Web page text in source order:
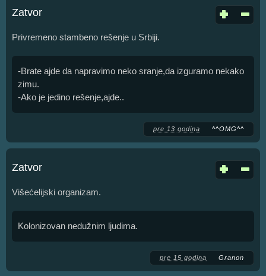
Zatvor
Privremeno stambeno rešenje u Srbiji.
-Brate ajde da napravimo neko sranje,da izguramo nekako
zimu.
-Ako je jedino rešenje,ajde..
pre 13 godina ^^OMG^^
Zatvor
Višećelijski organizam.
Kolonizovan nedužnim ljudima.
pre 15 godina Granon